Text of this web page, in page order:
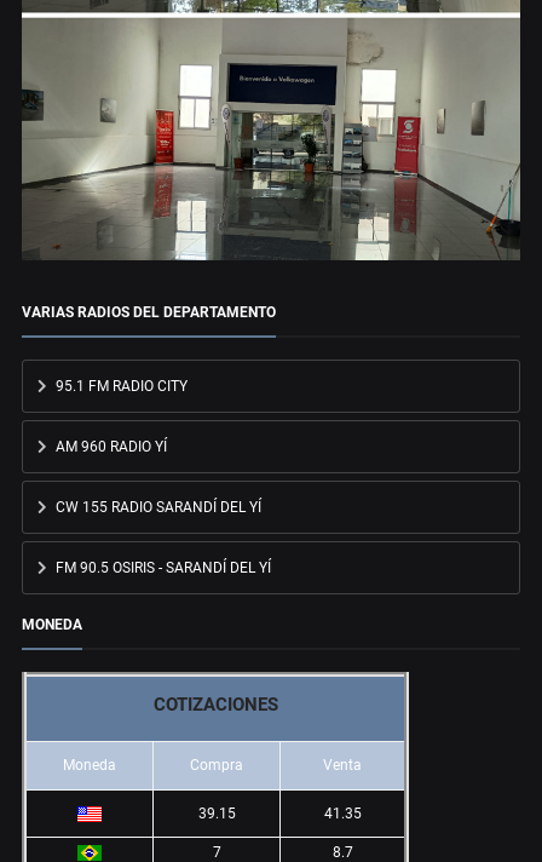
VARIAS RADIOS DEL DEPARTAMENTO
95.1 FM RADIO CITY
AM 960 RADIO YÍ
CW 155 RADIO SARANDÍ DEL YÍ
FM 90.5 OSIRIS - SARANDÍ DEL YÍ
MONEDA
COTIZACIONES
Moneda Compra Venta
39.15 41.35
7 8.7